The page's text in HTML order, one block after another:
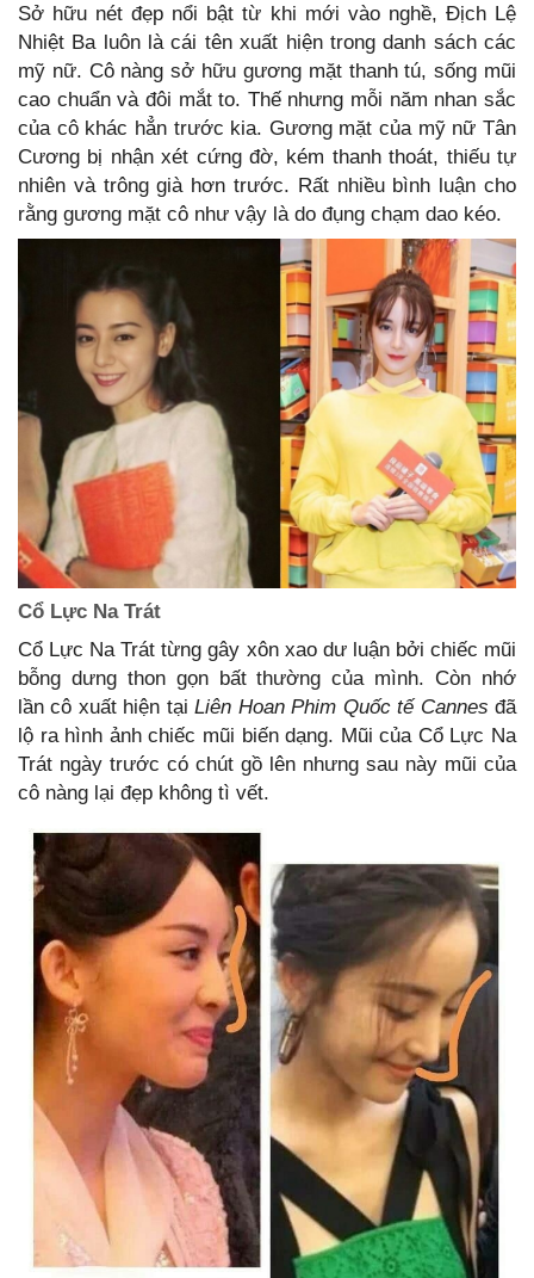
Sở hữu nét đẹp nổi bật từ khi mới vào nghề, Địch Lệ
Nhiệt Ba luôn là cái tên xuất hiện trong danh sách các
mỹ nữ. Cô nàng sở hữu gương mặt thanh tú, sống mũi
cao chuẩn và đôi mắt to. Thế nhưng mỗi năm nhan sắc
của cô khác hẳn trước kia. Gương mặt của mỹ nữ Tân
Cương bị nhận xét cứng đờ, kém thanh thoát, thiếu tự
nhiên và trông già hơn trước. Rất nhiều bình luận cho
rằng gương mặt cô như vậy là do đụng chạm dao kéo.
Cổ Lực Na Trát
Cổ Lực Na Trát từng gây xôn xao dư luận bởi chiếc mũi
bỗng dưng thon gọn bất thường của mình. Còn nhớ
lần cô xuất hiện tại Liên Hoan Phim Quốc tế Cannes đã
lộ ra hình ảnh chiếc mũi biến dạng. Mũi của Cổ Lực Na
Trát ngày trước có chút gồ lên nhưng sau này mũi của
cô nàng lại đẹp không tì vết.